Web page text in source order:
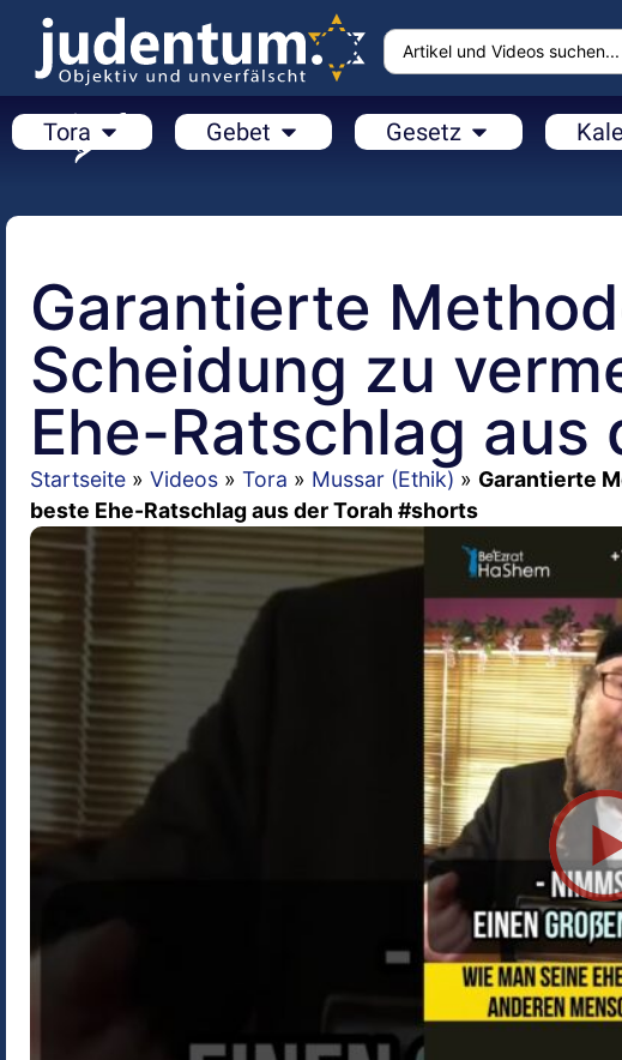
Tora Gebet Gesetz
Garantierte
Scheidung zu
Ehe-Ratschlag
Startseite » Videos » Tora » Mussar (Ethik) » Garantierte
beste Ehe-Ratschlag aus der Torah #shorts